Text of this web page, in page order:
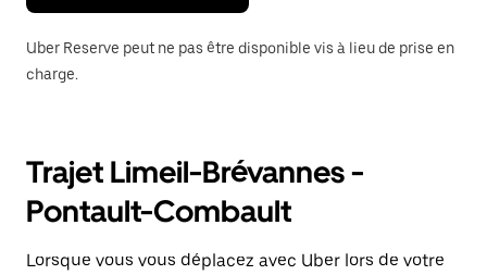
calendrier.
Uber Reserve peut ne pas être disponible vis à lieu de prise en
charge.
Trajet Limeil-Brévannes -
Pontault-Combault
Lorsque vous vous déplacez avec Uber lors de votre